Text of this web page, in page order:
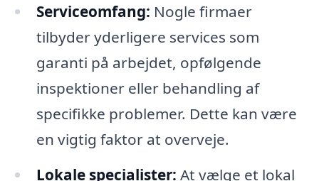
Serviceomfang: Nogle firmaer
tilbyder yderligere services som
garanti på arbejdet, opfølgende
inspektioner eller behandling af
specifikke problemer. Dette kan være
en vigtig faktor at overveje.
Lokale specialister: At vælge et lokal